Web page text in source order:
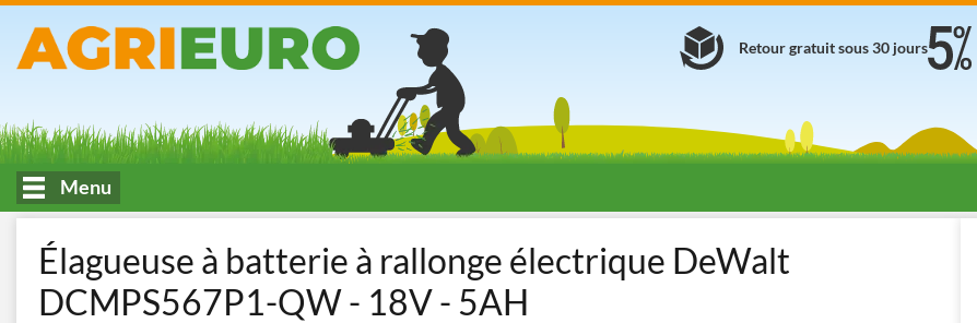
Retour gratuit sous 30 jours
Menu
AccueilÉlagueuse à batterie à rallonge électrique DeWalt
DCMPS567P1-QW - 18V - 5AH